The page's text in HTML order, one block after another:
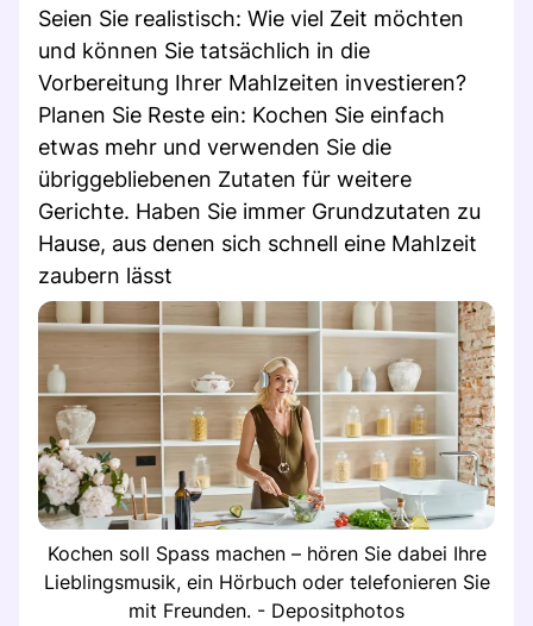
Seien Sie realistisch: Wie viel Zeit möchten
und können Sie tatsächlich in die
Vorbereitung Ihrer Mahlzeiten investieren?
Planen Sie Reste ein: Kochen Sie einfach
etwas mehr und verwenden Sie die
übriggebliebenen Zutaten für weitere
Gerichte. Haben Sie immer Grundzutaten zu
Hause, aus denen sich schnell eine Mahlzeit
zaubern lässt
Kochen soll Spass machen – hören Sie dabei Ihre
Lieblingsmusik, ein Hörbuch oder telefonieren Sie
mit Freunden. - Depositphotos